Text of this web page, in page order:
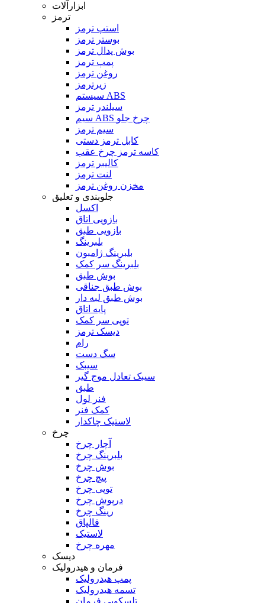
ابزارآلات
ترمز
استپ ترمز
بوستر ترمز
بوش پدال ترمز
پمپ ترمز
روغن ترمز
زیرترمز
سیستم ABS
سیلندر ترمز
سیم ABS چرخ جلو
سیم ترمز
کابل ترمز دستی
کاسه ترمز چرخ عقب
کالیبر ترمز
لنت ترمز
مخزن روغن ترمز
جلوبندی و تعلیق
اکسل
بازویی اتاق
بازویی طبق
بلبرینگ
بلبرینگ ژامبون
بلبرینگ سر کمک
بوش طبق
بوش طبق جناقی
بوش طبق لبه دار
پایه اتاق
توپی سر کمک
دیسک ترمز
رام
سگ دست
سیبک
سیبک تعادل موج گیر
طبق
فنر لول
کمک فنر
لاستیک چاکدار
چرخ
آچار چرخ
بلبرینگ چرخ
بوش چرخ
پیچ چرخ
توپی چرخ
درپوش چرخ
رینگ چرخ
قالپاق
لاستیک
مهره چرخ
دیسک
فرمان و هیدرولیک
پمپ هیدرولیک
تسمه هیدرولیک
تلسکوپی فرمان